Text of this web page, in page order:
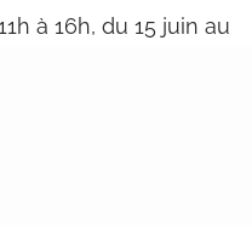
à 16h, du 15 juin au